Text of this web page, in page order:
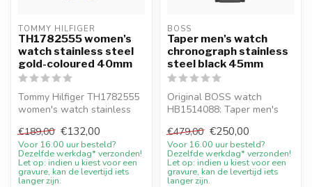
TOMMY HILFIGER
TH1782555 women's
watch stainless steel
gold-coloured 40mm
Tommy Hilfiger TH1782555
women's watch stainless
10% w...
€189,00 €132,00
Voor 16.00 uur besteld?
Dezelfde werkdag* verzonden!
Let op: indien u kiest voor een
gravure, kan de levertijd iets
langer zijn.
BOSS
Taper men's watch
chronograph stainless
steel black 45mm
Original BOSS watch
HB1514088: Taper men's
stainless steel bla...
€479,00 €250,00
Voor 16.00 uur besteld?
Dezelfde werkdag* verzonden!
Let op: indien u kiest voor een
gravure, kan de levertijd iets
langer zijn.